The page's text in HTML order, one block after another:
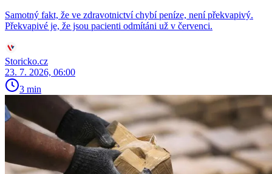
Samotný fakt, že ve zdravotnictví chybí peníze, není překvapivý.
Překvapivé je, že jsou pacienti odmítáni už v červenci.
Storicko.cz
23. 7. 2026, 06:00
3 min